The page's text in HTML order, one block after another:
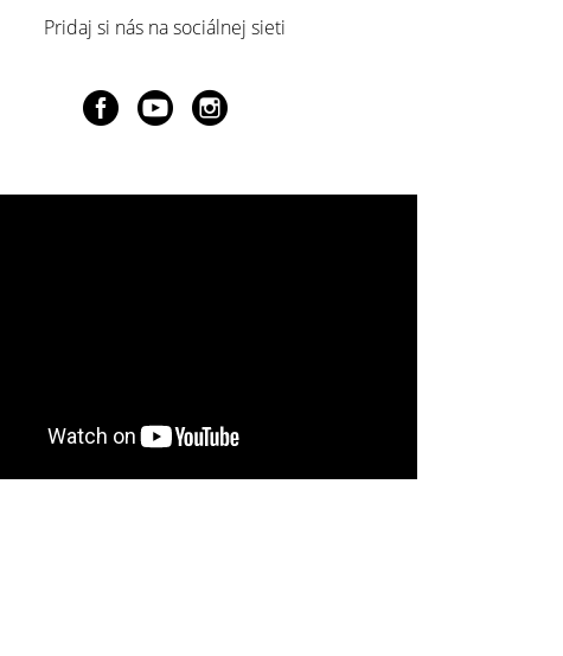
Pridaj si nás na sociálnej sieti